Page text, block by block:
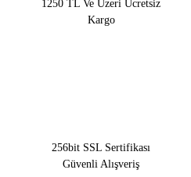
1250 TL Ve Üzeri Ücretsiz
Kargo
256bit SSL Sertifikası
Güvenli Alışveriş